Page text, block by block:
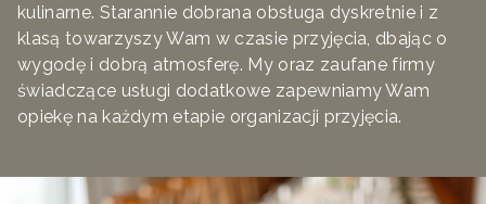
kulinarne. Starannie dobrana obsługa dyskretnie i z
klasą towarzyszy Wam w czasie przyjęcia, dbając o
wygodę i dobrą atmosferę. My oraz zaufane firmy
świadczące usługi dodatkowe zapewniamy Wam
opiekę na każdym etapie organizacji przyjęcia.